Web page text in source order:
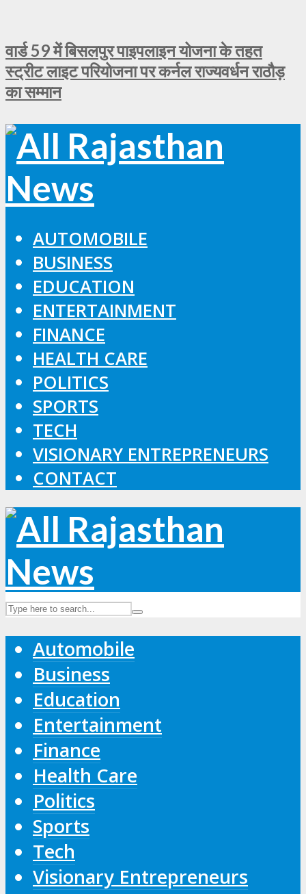
वार्ड 59 में बिसलपुर पाइपलाइन योजना के तहत
स्ट्रीट लाइट परियोजना पर कर्नल राज्यवर्धन राठौड़
का सम्मान
AUTOMOBILE
BUSINESS
EDUCATION
ENTERTAINMENT
FINANCE
HEALTH CARE
POLITICS
SPORTS
TECH
VISIONARY ENTREPRENEURS
CONTACT
Automobile
Business
Education
Entertainment
Finance
Health Care
Politics
Sports
Tech
Visionary Entrepreneurs